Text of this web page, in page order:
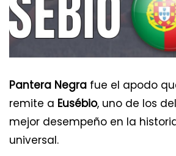
Pantera Negra fue el apodo
remite a Eusébio, uno de los
mejor desempeño en la
universal.